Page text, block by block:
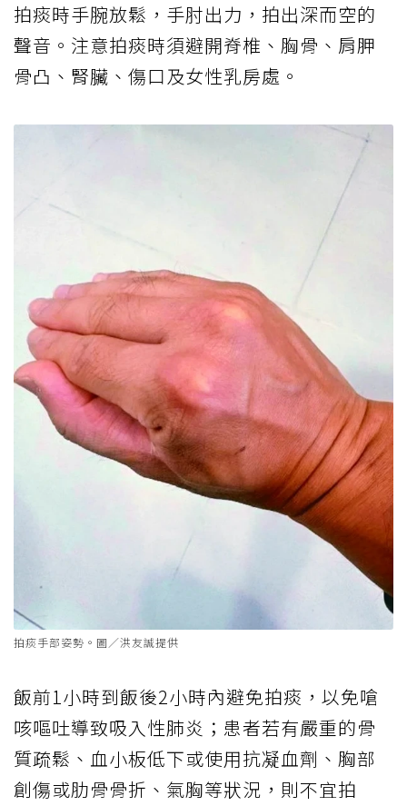
拍痰時手腕放鬆，手肘出力，拍出深而空的
聲音。注意拍痰時須避開脊椎、胸骨、肩胛
骨凸、腎臟、傷口及女性乳房處。
拍痰手部姿勢。圖／洪友誠提供
飯前1小時到飯後2小時內避免拍痰，以免嗆
咳嘔吐導致吸入性肺炎；患者若有嚴重的骨
質疏鬆、血小板低下或使用抗凝血劑、胸部
創傷或肋骨骨折、氣胸等狀況，則不宜拍